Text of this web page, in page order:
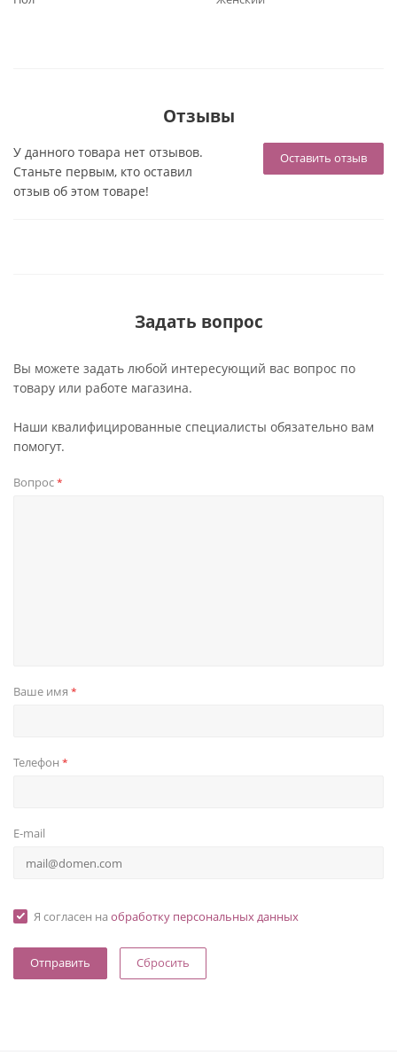
Отзывы
Оставить отзыв
У данного товара нет отзывов.
Станьте первым, кто оставил
отзыв об этом товаре!
Задать вопрос
Вы можете задать любой интересующий вас вопрос по
товару или работе магазина.
Наши квалифицированные специалисты обязательно вам
помогут.
Вопрос*
Ваше имя *
Телефон *
E-mail
Я согласен на обработку персональных данных
Сбросить